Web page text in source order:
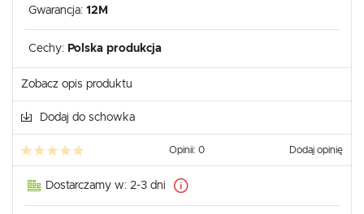
Gwarancja: 12M
Cechy: Polska produkcja
Zobacz opis produktu
Dodaj do schowka
Opinii: 0 Dodaj opinię
Dostarczamy w: 2-3 dni